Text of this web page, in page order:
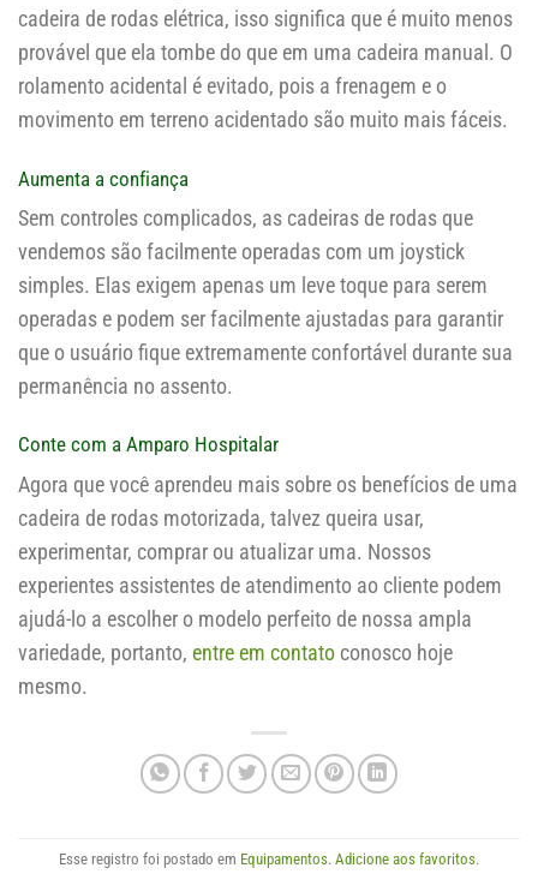
cadeira de rodas elétrica, isso significa que é muito menos
provável que ela tombe do que em uma cadeira manual. O
rolamento acidental é evitado, pois a frenagem e o
movimento em terreno acidentado são muito mais fáceis.
Aumenta a confiança
Sem controles complicados, as cadeiras de rodas que
vendemos são facilmente operadas com um joystick
simples. Elas exigem apenas um leve toque para serem
operadas e podem ser facilmente ajustadas para garantir
que o usuário fique extremamente confortável durante sua
permanência no assento.
Conte com a Amparo Hospitalar
Agora que você aprendeu mais sobre os benefícios de uma
cadeira de rodas motorizada, talvez queira usar,
experimentar, comprar ou atualizar uma. Nossos
experientes assistentes de atendimento ao cliente podem
ajudá-lo a escolher o modelo perfeito de nossa ampla
variedade, portanto, entre em contato conosco hoje
mesmo.
Esse registro foi postado em Equipamentos. Adicione aos favoritos.